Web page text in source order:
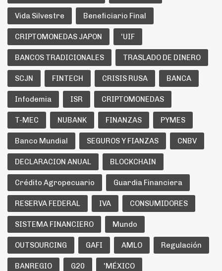
Vida Silvestre Beneficiario Final
CRIPTOMONEDAS JAPON 'UIF
BANCOS TRADICIONALES TRASLADO DE DINERO
SCJN FINTECH CRISIS RUSA BANCA
Infodemia ISR CRIPTOMONEDAS
T-MEC NUBANK FINANZAS PYMES
Banco Mundial SEGUROS Y FIANZAS CNBV
DECLARACION ANUAL BLOCKCHAIN
Crédito Agropecuario Guardia Financiera
RESERVA FEDERAL IVA CONSUMIDORES
SISTEMA FINANCIERO Mundo
OUTSOURCING GAFI AMLO Regulación
BANREGIO G20 'MÉXICO